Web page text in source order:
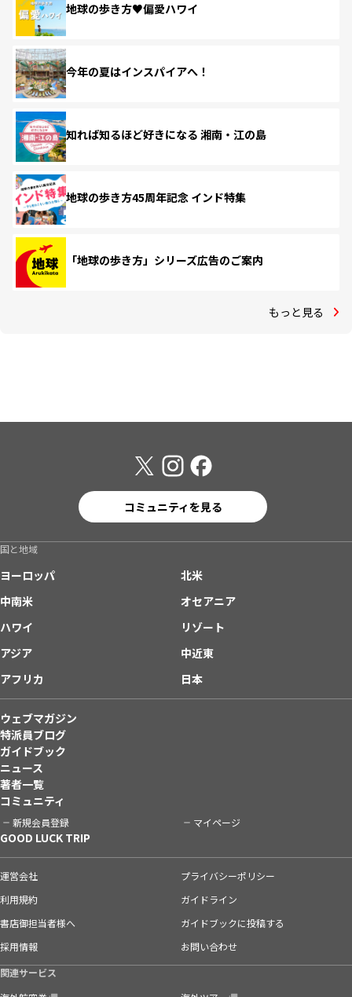
地球の歩き方♥偏愛ハワイ
今年の夏はインスパイアへ！
知れば知るほど好きになる 湘南・江の島
地球の歩き方45周年記念 インド特集
「地球の歩き方」シリーズ広告のご案内
もっと見る
コミュニティを見る
国と地域
ヨーロッパ
北米
中南米
オセアニア
ハワイ
リゾート
アジア
中近東
アフリカ
日本
ウェブマガジン
特派員ブログ
ガイドブック
ニュース
著者一覧
コミュニティ
新規会員登録 マイページ
GOOD LUCK TRIP
運営会社
プライバシーポリシー
利用規約
ガイドライン
書店御担当者様へ
ガイドブックに投稿する
採用情報
お問い合わせ
関連サービス